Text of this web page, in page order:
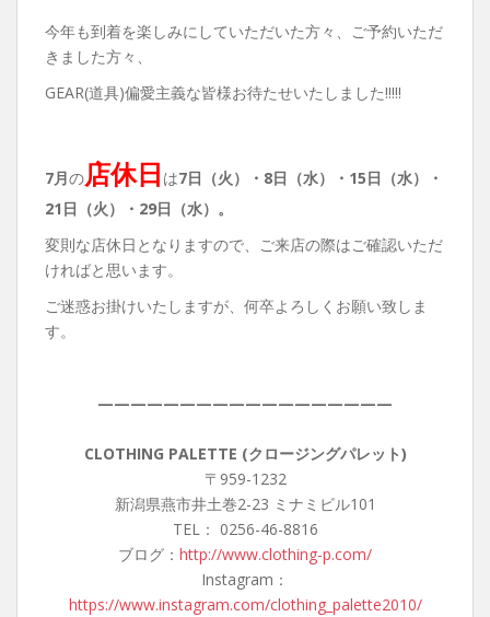
今年も到着を楽しみにしていただいた方々、ご予約いただ
きました方々、
GEAR(道具)偏愛主義な皆様お待たせいたしました!!!!!
7月の店休日 は7日（火）・8日（水）・15日（水）・
21日（火）・29日（水）。
変則な店休日となりますので、ご来店の際はご確認いただ
ければと思います。
ご迷惑お掛けいたしますが、何卒よろしくお願い致しま
す。
——————————————————
CLOTHING PALETTE (クロージングパレット)
〒959-1232
新潟県燕市井土巻2-23 ミナミビル101
TEL： 0256-46-8816
ブログ： http://www.clothing-p.com/
Instagram：
https://www.instagram.com/clothing_palette2010/